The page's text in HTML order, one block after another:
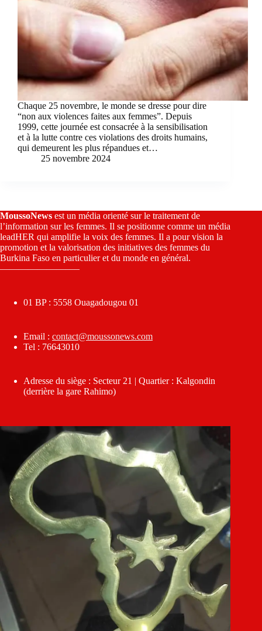
Chaque 25 novembre, le monde se dresse pour dire
“non aux violences faites aux femmes”. Depuis
1999, cette journée est consacrée à la sensibilisation
et à la lutte contre ces violations des droits humains,
qui demeurent les plus répandues et…
25 novembre 2024
MoussoNews est un média orienté sur le traitement de
l’information sur les femmes. Il se positionne comme un média
leadHER qui amplifie la voix des femmes. Il a pour vision la
promotion et la valorisation des initiatives des femmes du
Burkina Faso en particulier et du monde en général.
————————–
01 BP : 5558 Ouagadougou 01
Email : contact@moussonews.com
Tel : 76643010
Adresse du siège : Secteur 21 | Quartier : Kalgondin
(derrière la gare Rahimo)